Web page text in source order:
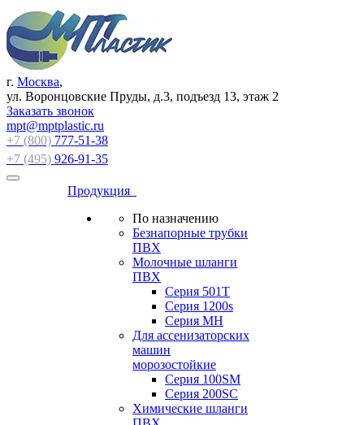
г. Москва,
ул. Воронцовские Пруды, д.3, подъезд 13, этаж 2
Заказать звонок
mpt@mptplastic.ru
+7 (800) 777-51-38
+7 (495) 926-91-35
Продукция
По назначению
Безнапорные трубки
ПВХ
Молочные шланги
ПВХ
Серия 501T
Серия 1200s
Серия МН
Для ассенизаторских
машин
морозостойкие
Серия 100SM
Серия 200SС
Химические шланги